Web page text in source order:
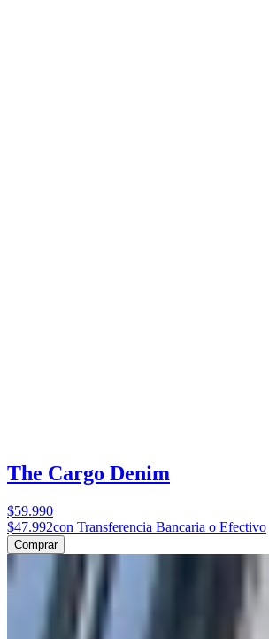
The Cargo Denim
$59.990
$47.992con Transferencia Bancaria o Efectivo
Comprar